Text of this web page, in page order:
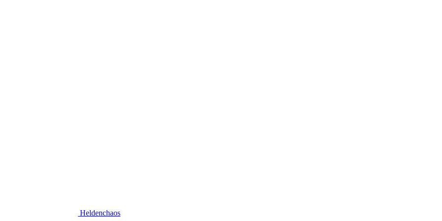
Heldenchaos